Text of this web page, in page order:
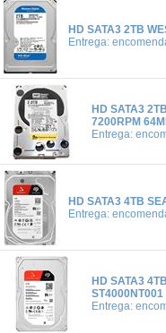
HD SATA3 2TB
Entrega:
HD SATA3
7200RPM
Entrega:
HD SATA3 4TB
Entrega:
HD SATA3
ST4000NT001
Entrega: